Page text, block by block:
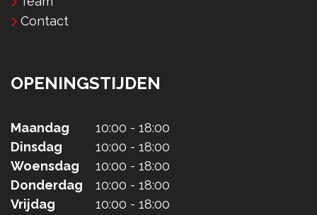
Contact
OPENINGSTIJDEN
Maandag
10:00 - 18:00
Dinsdag
10:00 - 18:00
Woensdag
10:00 - 18:00
Donderdag
10:00 - 18:00
Vrijdag
10:00 - 18:00